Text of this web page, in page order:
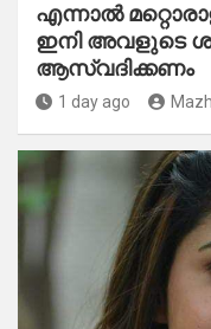
എന്നാൽ
ഇനി അവളുടെ
ആസ്വദിക്കണം
1 day ago